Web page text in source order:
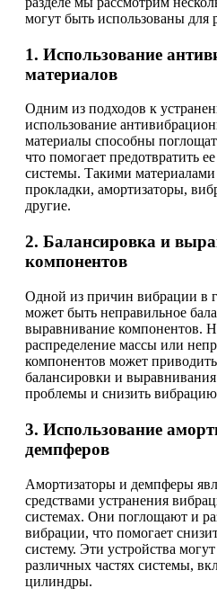
могут быть использованы
1. Использование
материалов
Одним из подходов к
использование
материалы способны
что помогает предотвратить
системы. Такими
прокладки, амортизаторы,
другие.
2. Балансировка и
компонентов
Одной из причин вибрации в
может быть неправильное
выравнивание компонентов.
распределение массы или
компонентов может
балансировки и выравнивания
проблемы и снизить
3. Использование
демпферов
Амортизаторы и демпферы
средствами устранения
системах. Они поглощают и
вибрации, что помогает
систему. Эти устройства
различных частях системы,
цилиндры.